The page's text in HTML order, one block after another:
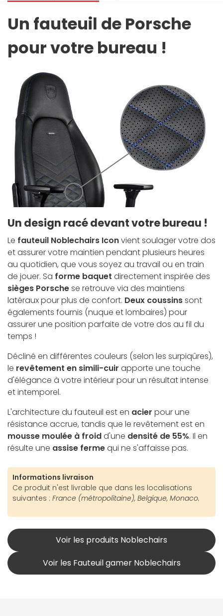
Un fauteuil de Porsche
pour votre bureau !
Un design racé devant votre bureau !
Le fauteuil Noblechairs Iconvient soulager votre dos
et assurer votre maintien pendant plusieurs heures
au quotidien, que vous soyez au travail ou en train
de jouer. Sa forme baquet directement inspirée des
sièges Porschese retrouve via des maintiens
latéraux pour plus de confort. Deux coussinssont
égalements fournis (nuque et lombaires) pour
assurer une position parfaite de votre dos au fil du
temps !
Décliné en différentes couleurs (selon les surpiqûres),
le revêtement en simili-cuir apporte une touche
d'élégance à votre intérieur pour un résultat intense
et intemporel.
L'architecture du fauteuil est en acier pour une
résistance accrue, tandis que le revêtement est en
mousse moulée à froidd'une densité de 55%. Il en
résulte une assise fermequi ne s'affaisse pas.
Informations livraison
Ce produit n'est livrable que dans les localisations
suivantes : France (métropolitaine), Belgique, Monaco.
Voir les produits Noblechairs
Voir les Fauteuil gamer Noblechairs